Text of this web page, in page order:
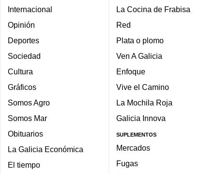
Internacional
Opinión
Deportes
Sociedad
Cultura
Gráficos
Somos Agro
Somos Mar
Obituarios
La Galicia Económica
El tiempo
La Cocina de Frabisa
Red
Plata o plomo
Ven A Galicia
Enfoque
Vive el Camino
La Mochila Roja
Galicia Innova
SUPLEMENTOS
Mercados
Fugas